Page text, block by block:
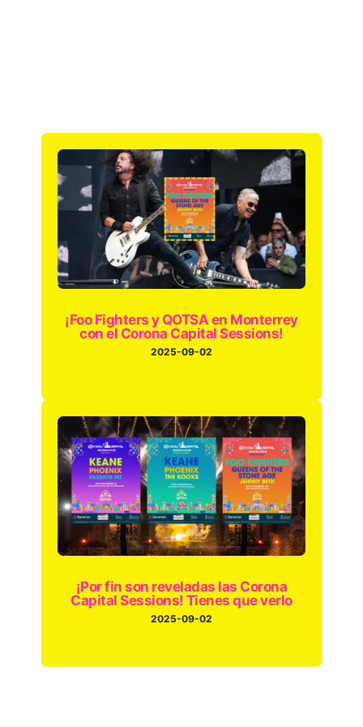
¡Foo Fighters y QOTSA en Monterrey
con el Corona Capital Sessions!
2025-09-02
¡Por fin son reveladas las Corona
Capital Sessions! Tienes que verlo
2025-09-02